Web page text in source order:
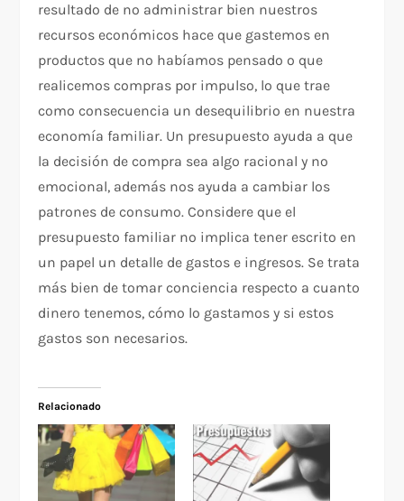
resultado de no administrar bien nuestros
recursos económicos hace que gastemos en
productos que no habíamos pensado o que
realicemos compras por impulso, lo que trae
como consecuencia un desequilibrio en nuestra
economía familiar. Un presupuesto ayuda a que
la decisión de compra sea algo racional y no
emocional, además nos ayuda a cambiar los
patrones de consumo. Considere que el
presupuesto familiar no implica tener escrito en
un papel un detalle de gastos e ingresos. Se trata
más bien de tomar conciencia respecto a cuanto
dinero tenemos, cómo lo gastamos y si estos
gastos son necesarios.
Relacionado